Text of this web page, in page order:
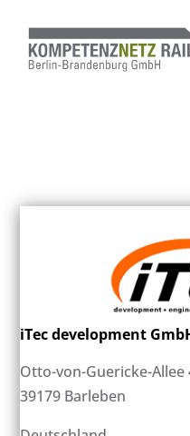
iTec development
Otto-von-Guericke-Allee
39179 Barleben